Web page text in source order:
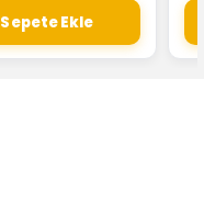
Sepete Ekle